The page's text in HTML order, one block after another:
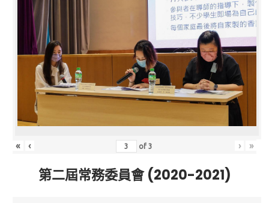
« ‹ of3 › »
第二屆常務委員會 (2020-2021)